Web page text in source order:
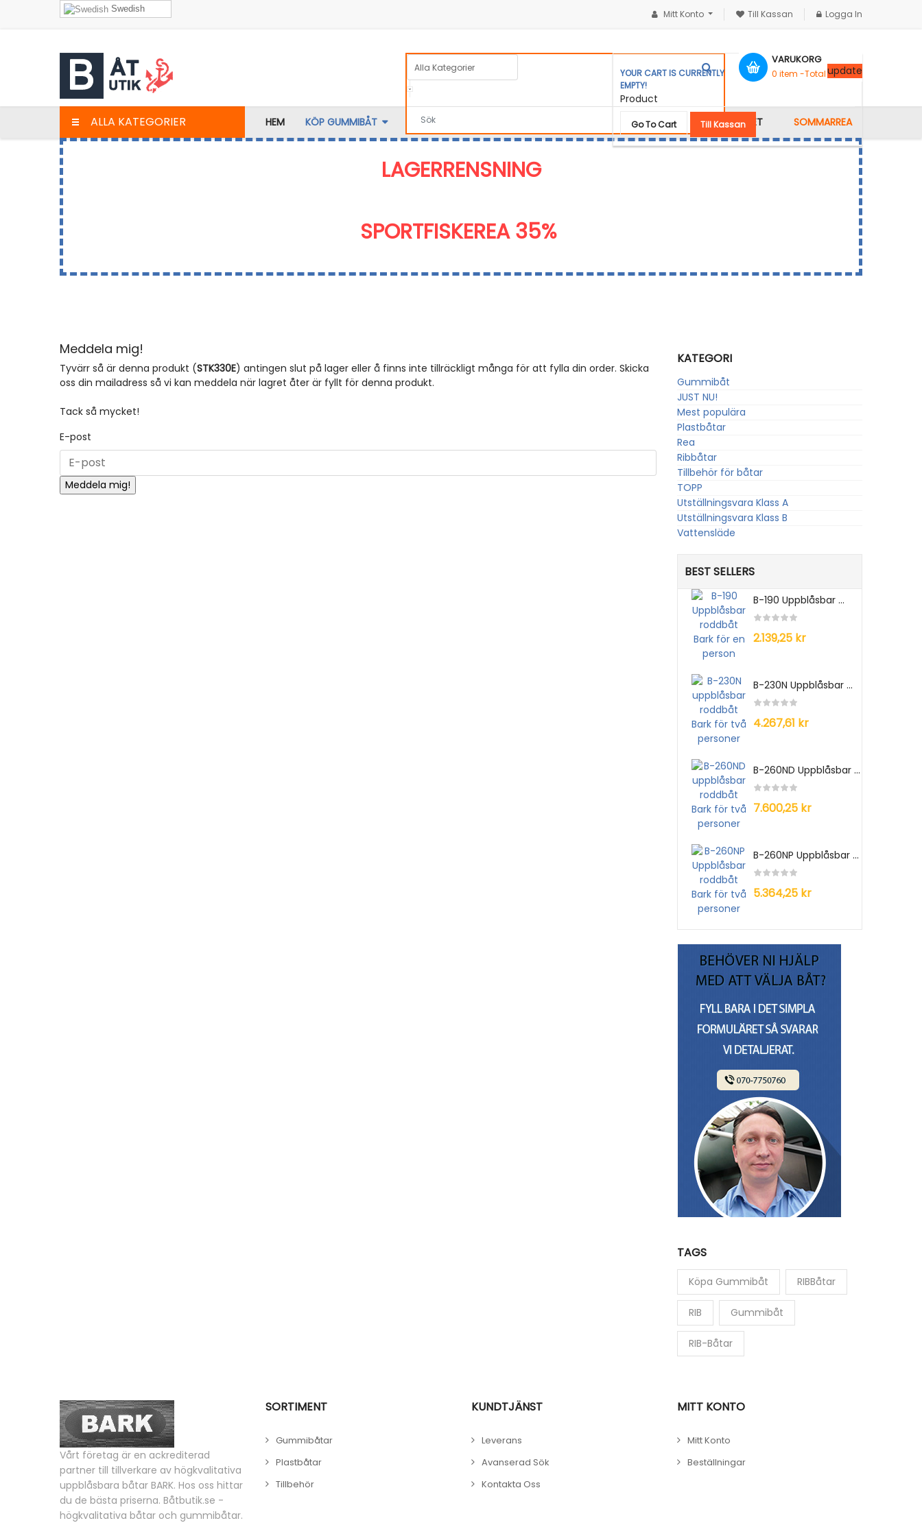
Swedish Mitt Konto Till Kassan Logga In
VARUKORG
0 item -Total :0,00 kr
YOUR CART IS CURRENTLY
EMPTY!
Product
update
Go To Cart Till Kassan
ALLA KATEGORIER SOMMARREA
HEM KÖP GUMMIBÅT TILLBEHÖR KONTAKTA OSS GALLERIET
LAGERRENSNING
SPORTFISKEREA 35%
Meddela mig!
Tyvärr så är denna produkt (STK330E) antingen slut på lager eller å finns inte tillräckligt många för att fylla din order. Skicka
oss din mailadress så vi kan meddela när lagret åter är fyllt för denna produkt.
Tack så mycket!
E-post
KATEGORI
Gummibåt
JUST NU!
Mest populära
Plastbåtar
Rea
Ribbåtar
Tillbehör för båtar
TOPP
Utställningsvara Klass A
Utställningsvara Klass B
Vattensläde
BEST SELLERS
B-190 Uppblåsbar ...
2.139,25 kr
B-230N Uppblåsbar ...
4.267,61 kr
B-260ND Uppblåsbar ...
7.600,25 kr
B-260NP Uppblåsbar ...
5.364,25 kr
TAGS
Köpa Gummibåt RIBBåtar
RIB Gummibåt
RIB-Båtar
Vårt företag är en ackrediterad
partner till tillverkare av högkvalitativa
uppblåsbara båtar BARK. Hos oss hittar
du de bästa priserna. Båtbutik.se -
högkvalitativa båtar och gummibåtar.
SORTIMENT
Gummibåtar
Plastbåtar
Tillbehör
KUNDTJÄNST
Leverans
Avanserad Sök
Kontakta Oss
MITT KONTO
Mitt Konto
Beställningar